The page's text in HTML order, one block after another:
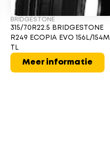
BRIDGESTONE
315/70R22.5 BRIDGESTONE
R249 ECOPIA EVO 156L/154M
TL
Meer informatie